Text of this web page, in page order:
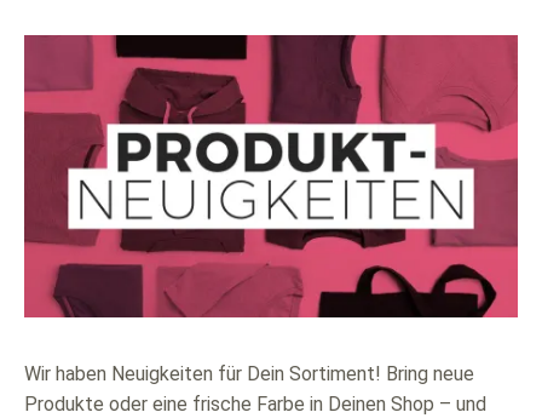
Wir haben Neuigkeiten für Dein Sortiment! Bring neue
Produkte oder eine frische Farbe in Deinen Shop – und